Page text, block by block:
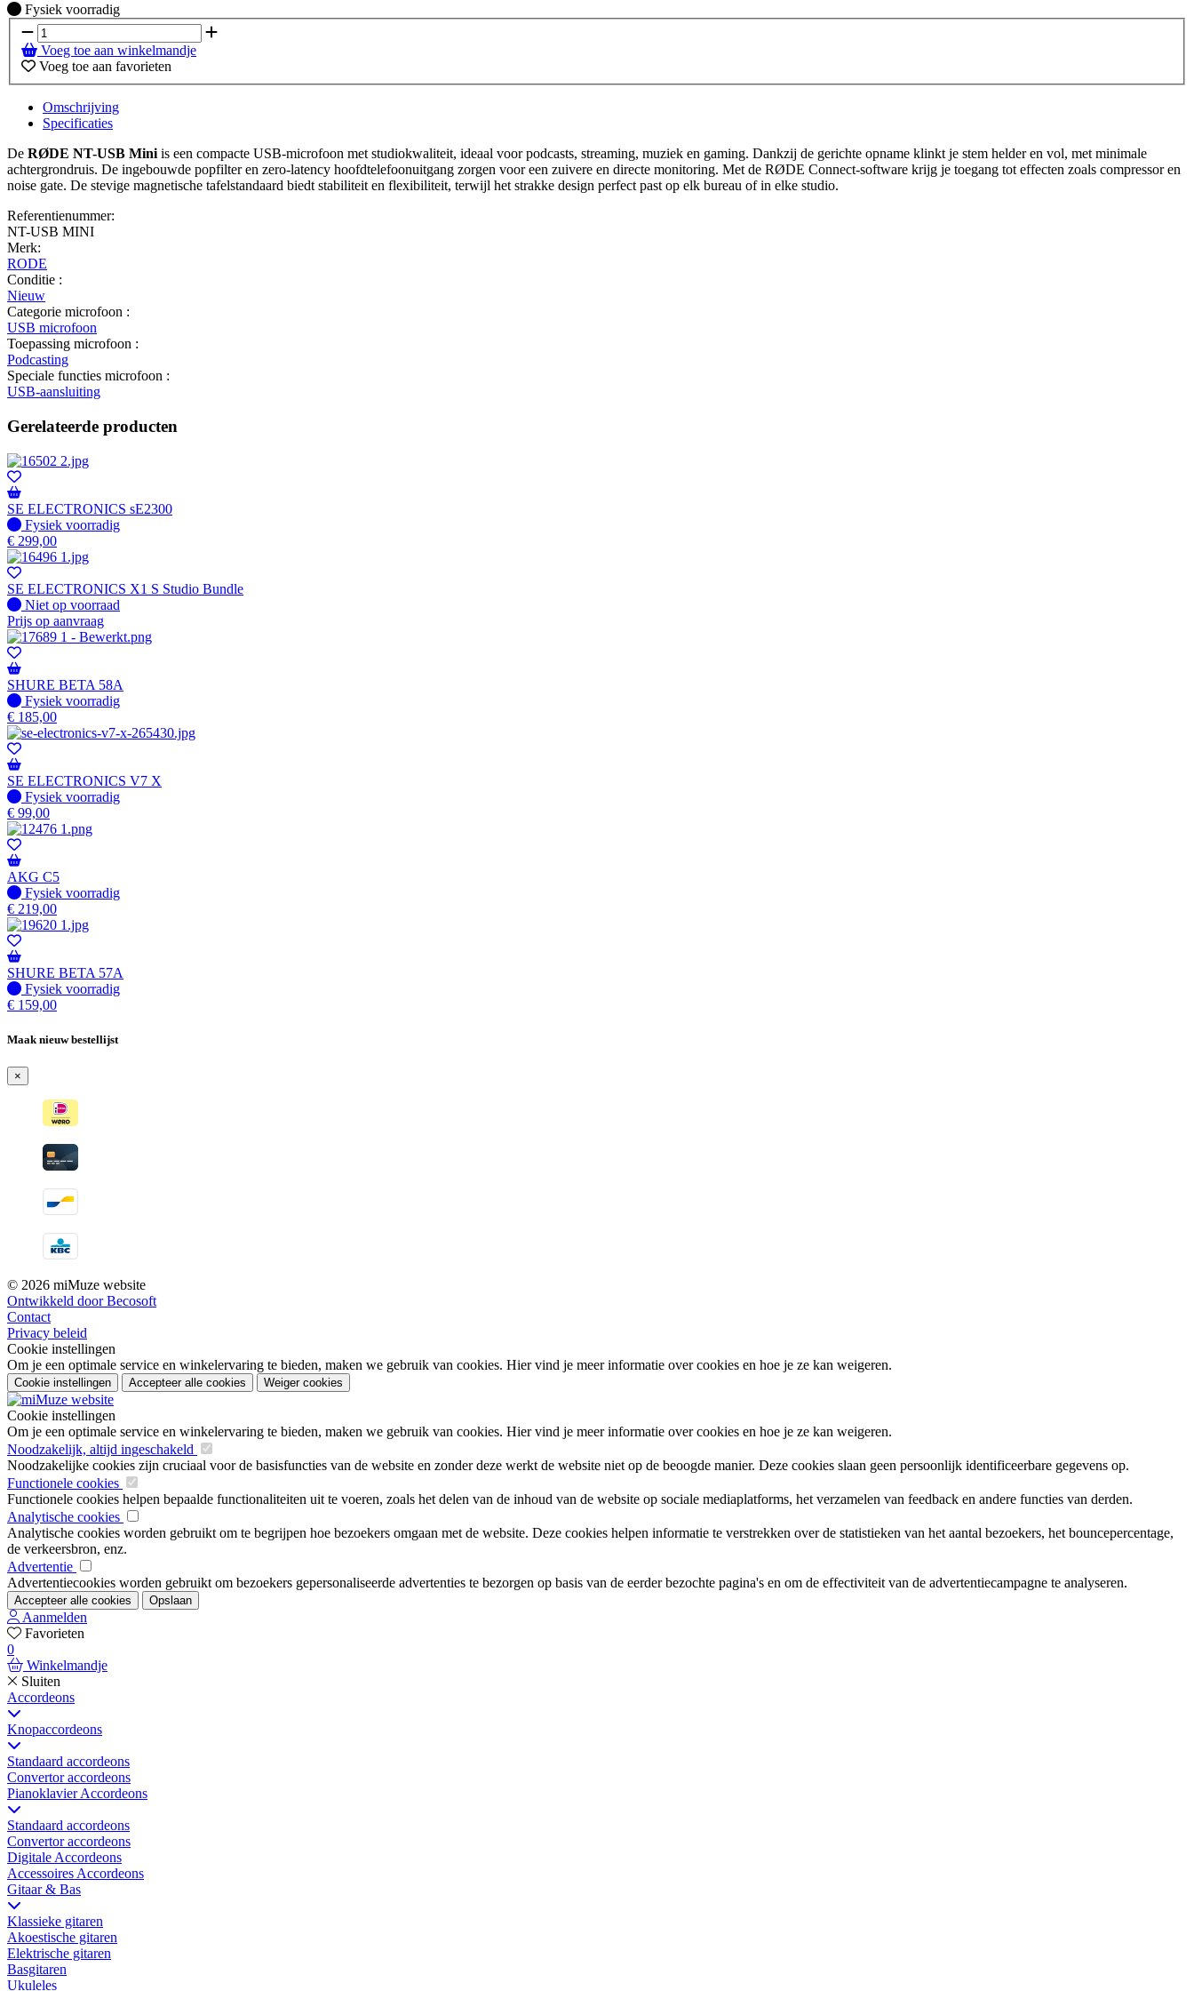
Fysiek voorradig
Fysiek voorradig
Voeg toe aan winkelmandje
Voeg toe aan favorieten
Omschrijving
Specificaties
De RØDE NT-USB Miniis een compacte USB-microfoon met studiokwaliteit, ideaal voor podcasts, streaming, muziek en gaming. Dankzij de gerichte opname klinkt je stem helder en vol, met minimale
achtergrondruis. De ingebouwde popfilter en zero-latency hoofdtelefoonuitgang zorgen voor een zuivere en directe monitoring. Met de RØDE Connect-software krijg je toegang tot effecten zoals compressor en
noise gate. De stevige magnetische tafelstandaard biedt stabiliteit en flexibiliteit, terwijl het strakke design perfect past op elk bureau of in elke studio.
Referentienummer:
NT-USB MINI
Merk:
RODE
Conditie :
Nieuw
Categorie microfoon :
USB microfoon
Toepassing microfoon :
Podcasting
Speciale functies microfoon :
USB-aansluiting
Gerelateerde producten
SE ELECTRONICS sE2300
Fysiek voorradig
Fysiek voorradig
€ 299,00
SE ELECTRONICS X1 S Studio Bundle
Fysiek voorradig
Niet op voorraad
Prijs op aanvraag
SHURE BETA 58A
Fysiek voorradig
Fysiek voorradig
€ 185,00
SE ELECTRONICS V7 X
Fysiek voorradig
Fysiek voorradig
€ 99,00
AKG C5
Fysiek voorradig
Fysiek voorradig
€ 219,00
SHURE BETA 57A
Fysiek voorradig
Fysiek voorradig
€ 159,00
Maak nieuw bestellijst
×
© 2026 miMuze website
Ontwikkeld door Becosoft
Contact
Privacy beleid
Cookie instellingen
Om je een optimale service en winkelervaring te bieden, maken we gebruik van cookies. Hier vind je meer informatie over cookies en hoe je ze kan weigeren.
Cookie instellingen Accepteer alle cookies Weiger cookies
Cookie instellingen
Om je een optimale service en winkelervaring te bieden, maken we gebruik van cookies. Hier vind je meer informatie over cookies en hoe je ze kan weigeren.
Noodzakelijk, altijd ingeschakeld
Noodzakelijke cookies zijn cruciaal voor de basisfuncties van de website en zonder deze werkt de website niet op de beoogde manier. Deze cookies slaan geen persoonlijk identificeerbare gegevens op.
Functionele cookies
Functionele cookies helpen bepaalde functionaliteiten uit te voeren, zoals het delen van de inhoud van de website op sociale mediaplatforms, het verzamelen van feedback en andere functies van derden.
Analytische cookies
Analytische cookies worden gebruikt om te begrijpen hoe bezoekers omgaan met de website. Deze cookies helpen informatie te verstrekken over de statistieken van het aantal bezoekers, het bouncepercentage,
de verkeersbron, enz.
Advertentie
Advertentiecookies worden gebruikt om bezoekers gepersonaliseerde advertenties te bezorgen op basis van de eerder bezochte pagina's en om de effectiviteit van de advertentiecampagne te analyseren.
Accepteer alle cookies Opslaan
Aanmelden
Favorieten
0
Winkelmandje
Sluiten
Accordeons
Knopaccordeons
Standaard accordeons
Convertor accordeons
Pianoklavier Accordeons
Standaard accordeons
Convertor accordeons
Digitale Accordeons
Accessoires Accordeons
Gitaar & Bas
Klassieke gitaren
Akoestische gitaren
Elektrische gitaren
Basgitaren
Ukuleles